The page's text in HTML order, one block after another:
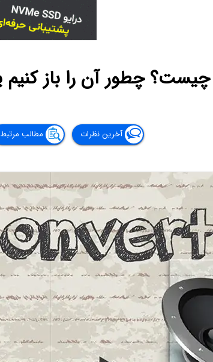
آخرین نظرات مطالب مرتبط